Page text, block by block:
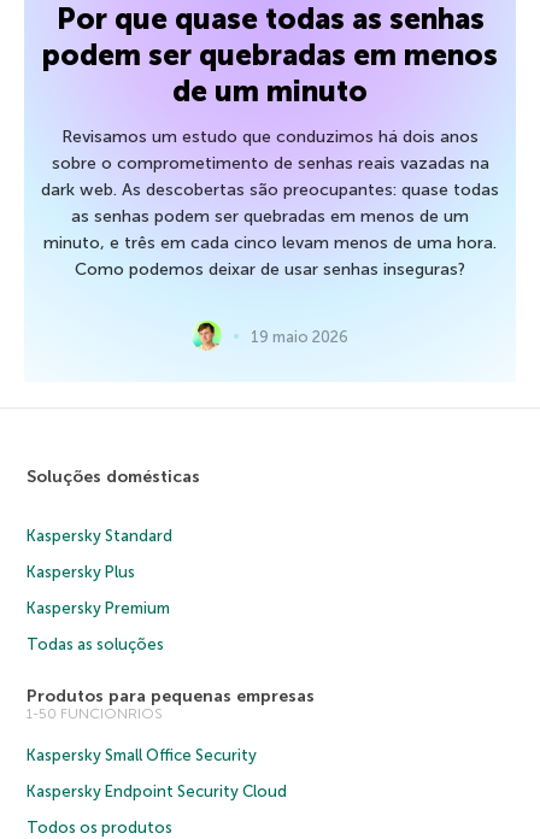
Por que quase todas as senhas
podem ser quebradas em menos
de um minuto
Revisamos um estudo que conduzimos há dois anos
sobre o comprometimento de senhas reais vazadas na
dark web. As descobertas são preocupantes: quase todas
as senhas podem ser quebradas em menos de um
minuto, e três em cada cinco levam menos de uma hora.
Como podemos deixar de usar senhas inseguras?
19 maio 2026
Soluções domésticas
Kaspersky Standard
Kaspersky Plus
Kaspersky Premium
Todas as soluções
Produtos para pequenas empresas
1-50 FUNCIONRIOS
Kaspersky Small Office Security
Kaspersky Endpoint Security Cloud
Todos os produtos